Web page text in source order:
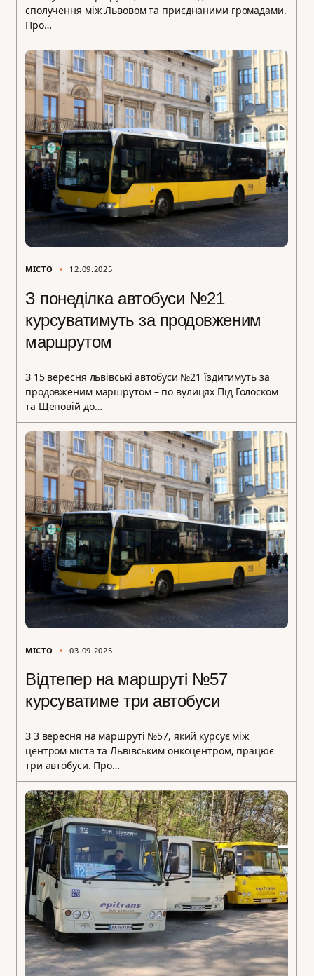
сполучення між Львовом та приєднаними громадами.
Про…
МІСТО 12.09.2025
З понеділка автобуси №21
курсуватимуть за продовженим
маршрутом
З 15 вересня львівські автобуси №21 їздитимуть за
продовженим маршрутом – по вулицях Під Голоском
та Щеповій до…
МІСТО 03.09.2025
Відтепер на маршруті №57
курсуватиме три автобуси
З 3 вересня на маршруті №57, який курсує між
центром міста та Львівським онкоцентром, працює
три автобуси. Про…